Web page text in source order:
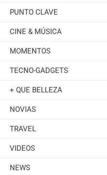
PUNTO CLAVE
CINE & MÚSICA
MOMENTOS
TECNO-GADGETS
+ QUE BELLEZA
NOVIAS
TRAVEL
VIDEOS
NEWS